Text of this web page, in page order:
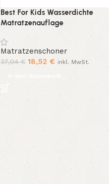
Best For Kids Wasserdichte
Matratzenauflage
Matratzenschoner Babybett
Molton Nässeschutz Oeko-Tex
Matratzenschoner
37,04€ 18,52 € inkl. MwSt.
In den Warenkorb